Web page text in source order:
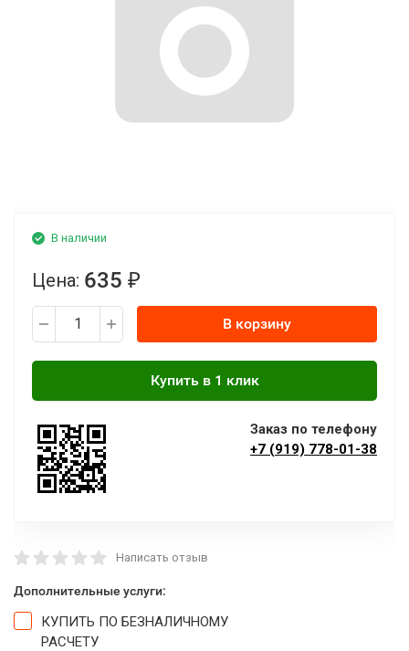
В наличии
Цена: 635 ₽
В корзину
Заказ по телефону
+7 (919) 778-01-38
Написать отзыв
Дополнительные услуги:
КУПИТЬ ПО БЕЗНАЛИЧНОМУ
РАСЧЕТУ